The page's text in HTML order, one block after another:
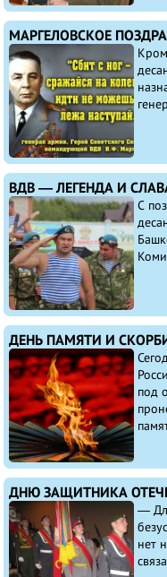
МАРГЕЛОВСКОЕ
ВДВ — ЛЕГЕНДА И
С
под
ДНЮ ЗАЩИТНИКА
—
нет